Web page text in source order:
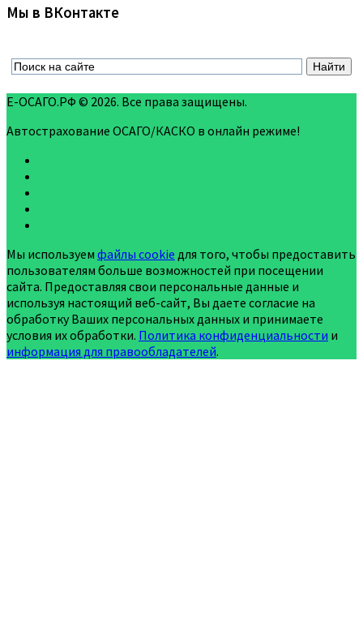
Мы в ВКонтакте
Е-ОСАГО.РФ © 2026. Все права защищены.
Автострахование ОСАГО/КАСКО в онлайн режиме!
Мы используем файлы cookie для того, чтобы предоставить
пользователям больше возможностей при посещении
сайта. Предоставляя свои персональные данные и
используя настоящий веб-сайт, Вы даете согласие на
обработку Ваших персональных данных и принимаете
условия их обработки. Политика конфиденциальности и
информация для правообладателей.